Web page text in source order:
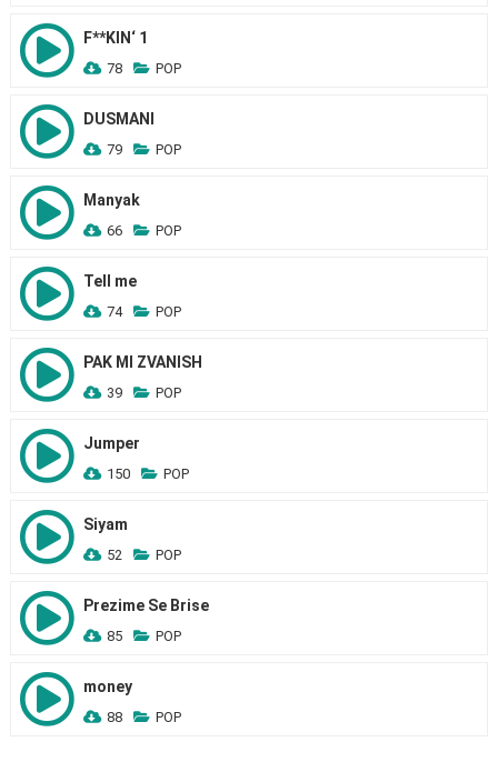
F**KIN‘ 1
78 POP
DUSMANI
79 POP
Manyak
66 POP
Tell me
74 POP
PAK MI ZVANISH
39 POP
Jumper
150 POP
Siyam
52 POP
Prezime Se Brise
85 POP
money
88 POP